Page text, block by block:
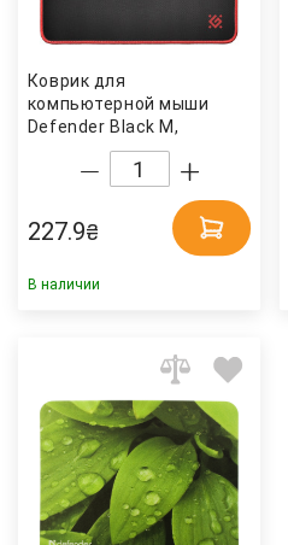
Коврик для
компьютерной мыши
Defender Black M,
360х270х3 мм. (50560),
черн. Defender
227.9₴
В наличии